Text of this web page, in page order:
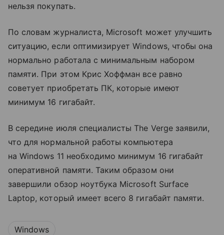
нельзя покупать.
По словам журналиста, Microsoft может улучшить
ситуацию, если оптимизирует Windows, чтобы она
нормально работала с минимальным набором
памяти. При этом Крис Хоффман все равно
советует приобретать ПК, которые имеют
минимум 16 гигабайт.
В середине июля специалисты The Verge заявили,
что для нормальной работы компьютера
на Windows 11 необходимо минимум 16 гигабайт
оперативной памяти. Таким образом они
завершили обзор ноутбука Microsoft Surface
Laptop, который имеет всего 8 гигабайт памяти.
Windows